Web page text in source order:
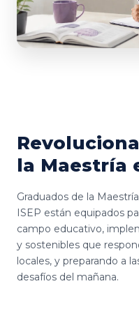
la Maestría
Graduados de la
ISEP están equipados
campo educativo,
y sostenibles que
locales, y preparando a
desafíos del mañana.